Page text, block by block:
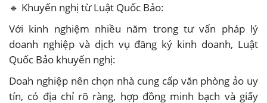
🔹 Khuyến nghị từ Luật Quốc Bảo:
Với kinh nghiệm nhiều năm trong tư vấn pháp lý
doanh nghiệp và dịch vụ đăng ký kinh doanh, Luật
Quốc Bảo khuyến nghị:
Doah nghiệp nên chọn nhà cung cấp văn phòng ảo uy
tín, có địa chỉ rõ ràng, hợp đồng minh bạch và giấy